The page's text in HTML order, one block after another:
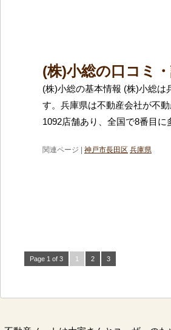
(株)小総の口コミ
(株)小総の基本情報 (株)小総
す。兵庫県は不動産会社が不
1092店舗あり、全国で8番目
関連ページ | 神戸市長田区 兵庫県
Page 1 of 3 1 2 3